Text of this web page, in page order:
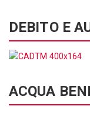
DEBITO E
ACQUA